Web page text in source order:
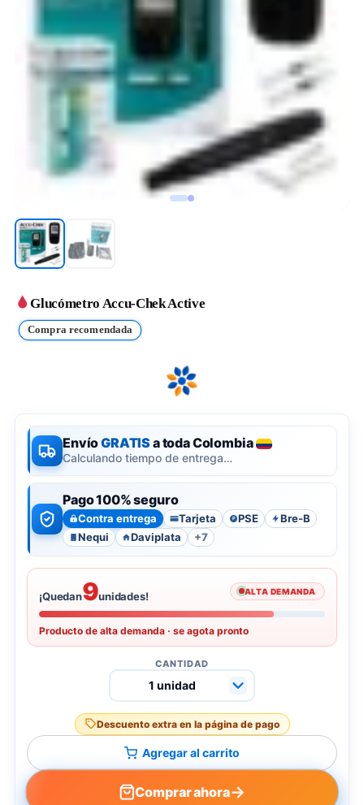
Glucómetro Accu-Chek Active
Compra recomendada
EnvíoGRATISa toda Colombia
Calculando tiempo de entrega…
Pago 100% seguro
Contra entrega Tarjeta P PSE
Bre-B
Nequi
Daviplata +7
¡Quedan9unidades! ALTA DEMANDA
Producto de alta demanda · se agota pronto
CANTIDAD
Descuento extra en la página de pago
Agregar al carrito
Comprar ahora→